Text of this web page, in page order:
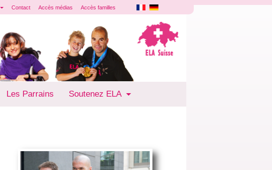
Contact Accès médias Accès familles
Les Parrains Soutenez ELA